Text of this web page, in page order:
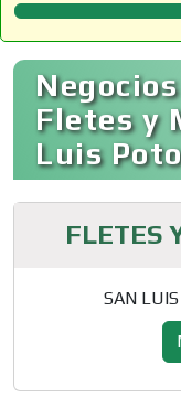
Fletes y
Luis
FLETES
SAN